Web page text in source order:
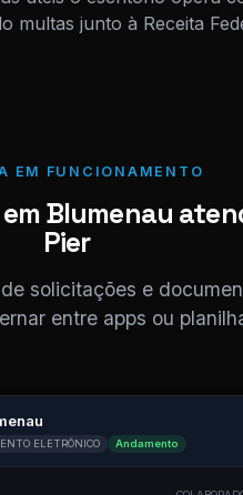
junto à Receita
EM FUNCIONAMENTO
Blumenau
Pier
solicitações e
entre apps ou
ELETRÔNICO Andamento